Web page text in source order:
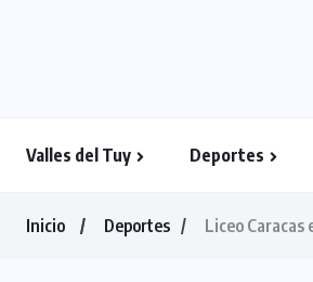
Valles del Tuy Deportes
Inicio Deportes Liceo